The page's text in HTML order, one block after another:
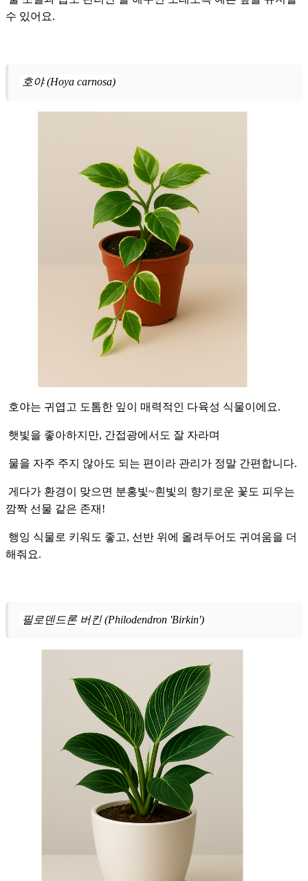
수 있어요.
호야 (Hoya carnosa)
호야는 귀엽고 도톰한 잎이 매력적인 다육성 식물이에요.
햇빛을 좋아하지만, 간접광에서도 잘 자라며
물을 자주 주지 않아도 되는 편이라 관리가 정말 간편합니다.
게다가 환경이 맞으면 분홍빛~흰빛의 향기로운 꽃도 피우는
깜짝 선물 같은 존재!
행잉 식물로 키워도 좋고, 선반 위에 올려두어도 귀여움을 더
해줘요.
필로덴드론 버킨 (Philodendron 'Birkin')